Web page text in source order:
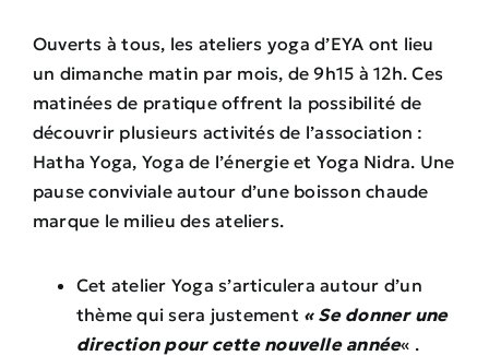
Ouverts à tous, les ateliers yoga d’EYA ont lieu
un dimanche matin par mois, de 9h15 à 12h. Ces
matinées de pratique offrent la possibilité de
découvrir plusieurs activités de l’association :
Hatha Yoga, Yoga de l’énergie et Yoga Nidra. Une
pause conviviale autour d’une boisson chaude
marque le milieu des ateliers.
Cet atelier Yoga s’articulera autour d’un
thème qui sera justement « Se donner une
direction pour cette nouvelle année« .